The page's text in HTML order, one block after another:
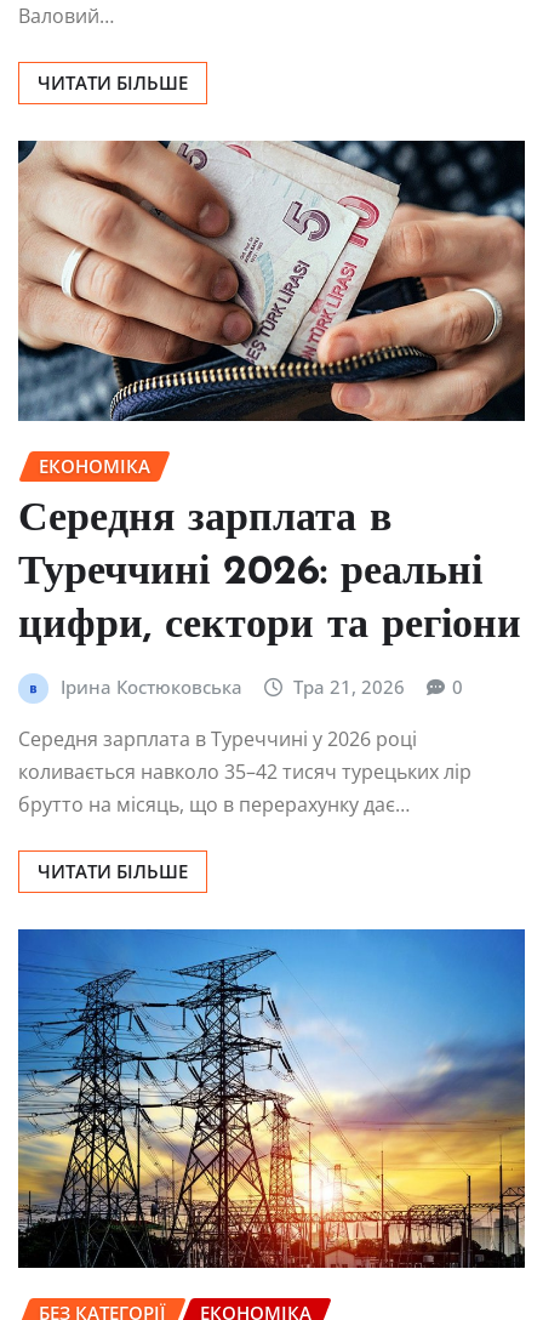
Валовий…
ЧИТАТИ БІЛЬШЕ
ЕКОНОМІКА
Середня зарплата в
Туреччині 2026: реальні
цифри, сектори та регіони
Ірина Костюковська Тра 21, 2026 0
Середня зарплата в Туреччині у 2026 році
коливається навколо 35–42 тисяч турецьких лір
брутто на місяць, що в перерахунку дає…
ЧИТАТИ БІЛЬШЕ
БЕЗ КАТЕГОРІЇ ЕКОНОМІКА